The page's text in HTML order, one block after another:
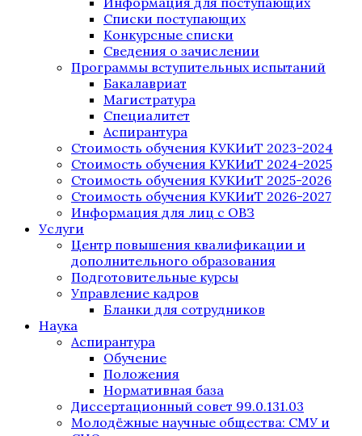
Списки поступающих
Конкурсные списки
Сведения о зачислении
Программы вступительных испытаний
Бакалавриат
Магистратура
Специалитет
Аспирантура
Стоимость обучения КУКИиТ 2023-2024
Стоимость обучения КУКИиТ 2024-2025
Стоимость обучения КУКИиТ 2025-2026
Стоимость обучения КУКИиТ 2026-2027
Информация для лиц с ОВЗ
Услуги
Центр повышения квалификации и
дополнительного образования
Подготовительные курсы
Управление кадров
Бланки для сотрудников
Наука
Аспирантура
Обучение
Положения
Нормативная база
Диссертационный совет 99.0.131.03
Молодёжные научные общества: СМУ и